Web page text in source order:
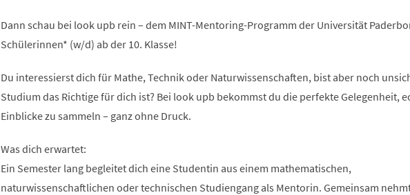
Dann schau bei look upb rein – dem MINT-Mentoring-Programm der Universität
Schülerinnen* (w/d) ab der 10. Klasse!
Du interessierst dich für Mathe, Technik oder Naturwissenschaften, bist aber noch
Studium das Richtige für dich ist? Bei look upb bekommst du die perfekte Gelegenheit,
Einblicke zu sammeln – ganz ohne Druck.
Was dich erwartet:
Ein Semester lang begleitet dich eine Studentin aus einem mathematischen,
naturwissenschaftlichen oder technischen Studiengang als Mentorin. Gemeinsam